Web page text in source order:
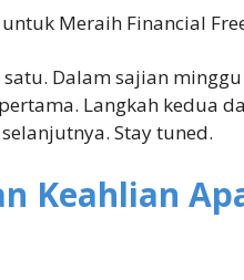
Meraih Financial
Dalam sajian
Langkah kedua
Stay tuned.
Keahlian